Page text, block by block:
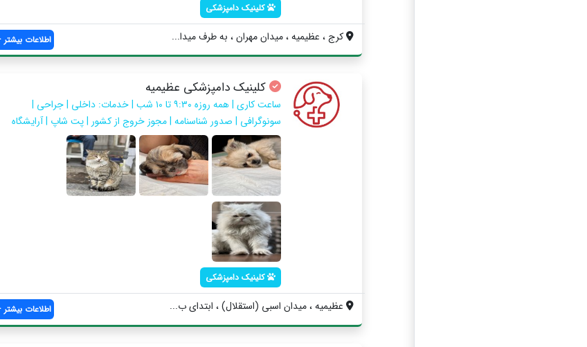
کلینیک دامپزشکی
کرج ، عظیمیه ، میدان مهران ، به طرف میدا... اطلاعات بیشتر
کلینیک دامپزشکی عظیمیه
ساعت کاری | همه روزه ۹:۳۰ تا ۱۰ شب | خدمات: داخلی | جراحی |
سونوگرافی | صدور شناسنامه | مجوز خروج از کشور | پت شاپ | آرایشگاه
کلینیک دامپزشکی
عظیمیه ، میدان اسبی (استقلال) ، ابتدای ب... اطلاعات بیشتر